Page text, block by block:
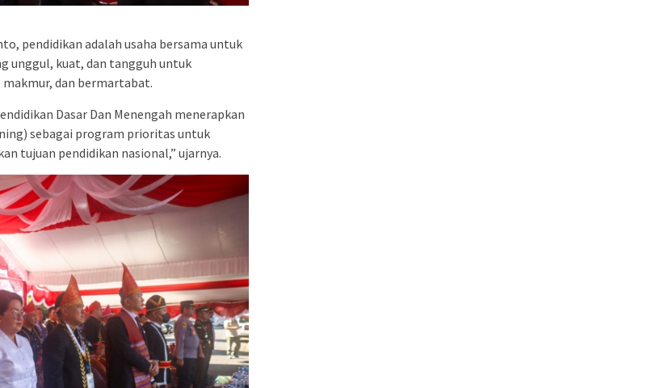
pendidikan adalah usaha bersama untuk
unggul, kuat, dan tangguh untuk
makmur, dan bermartabat.
Dasar Dan Menengah menerapkan
sebagai program prioritas untuk
tujuan pendidikan nasional,” ujarnya.